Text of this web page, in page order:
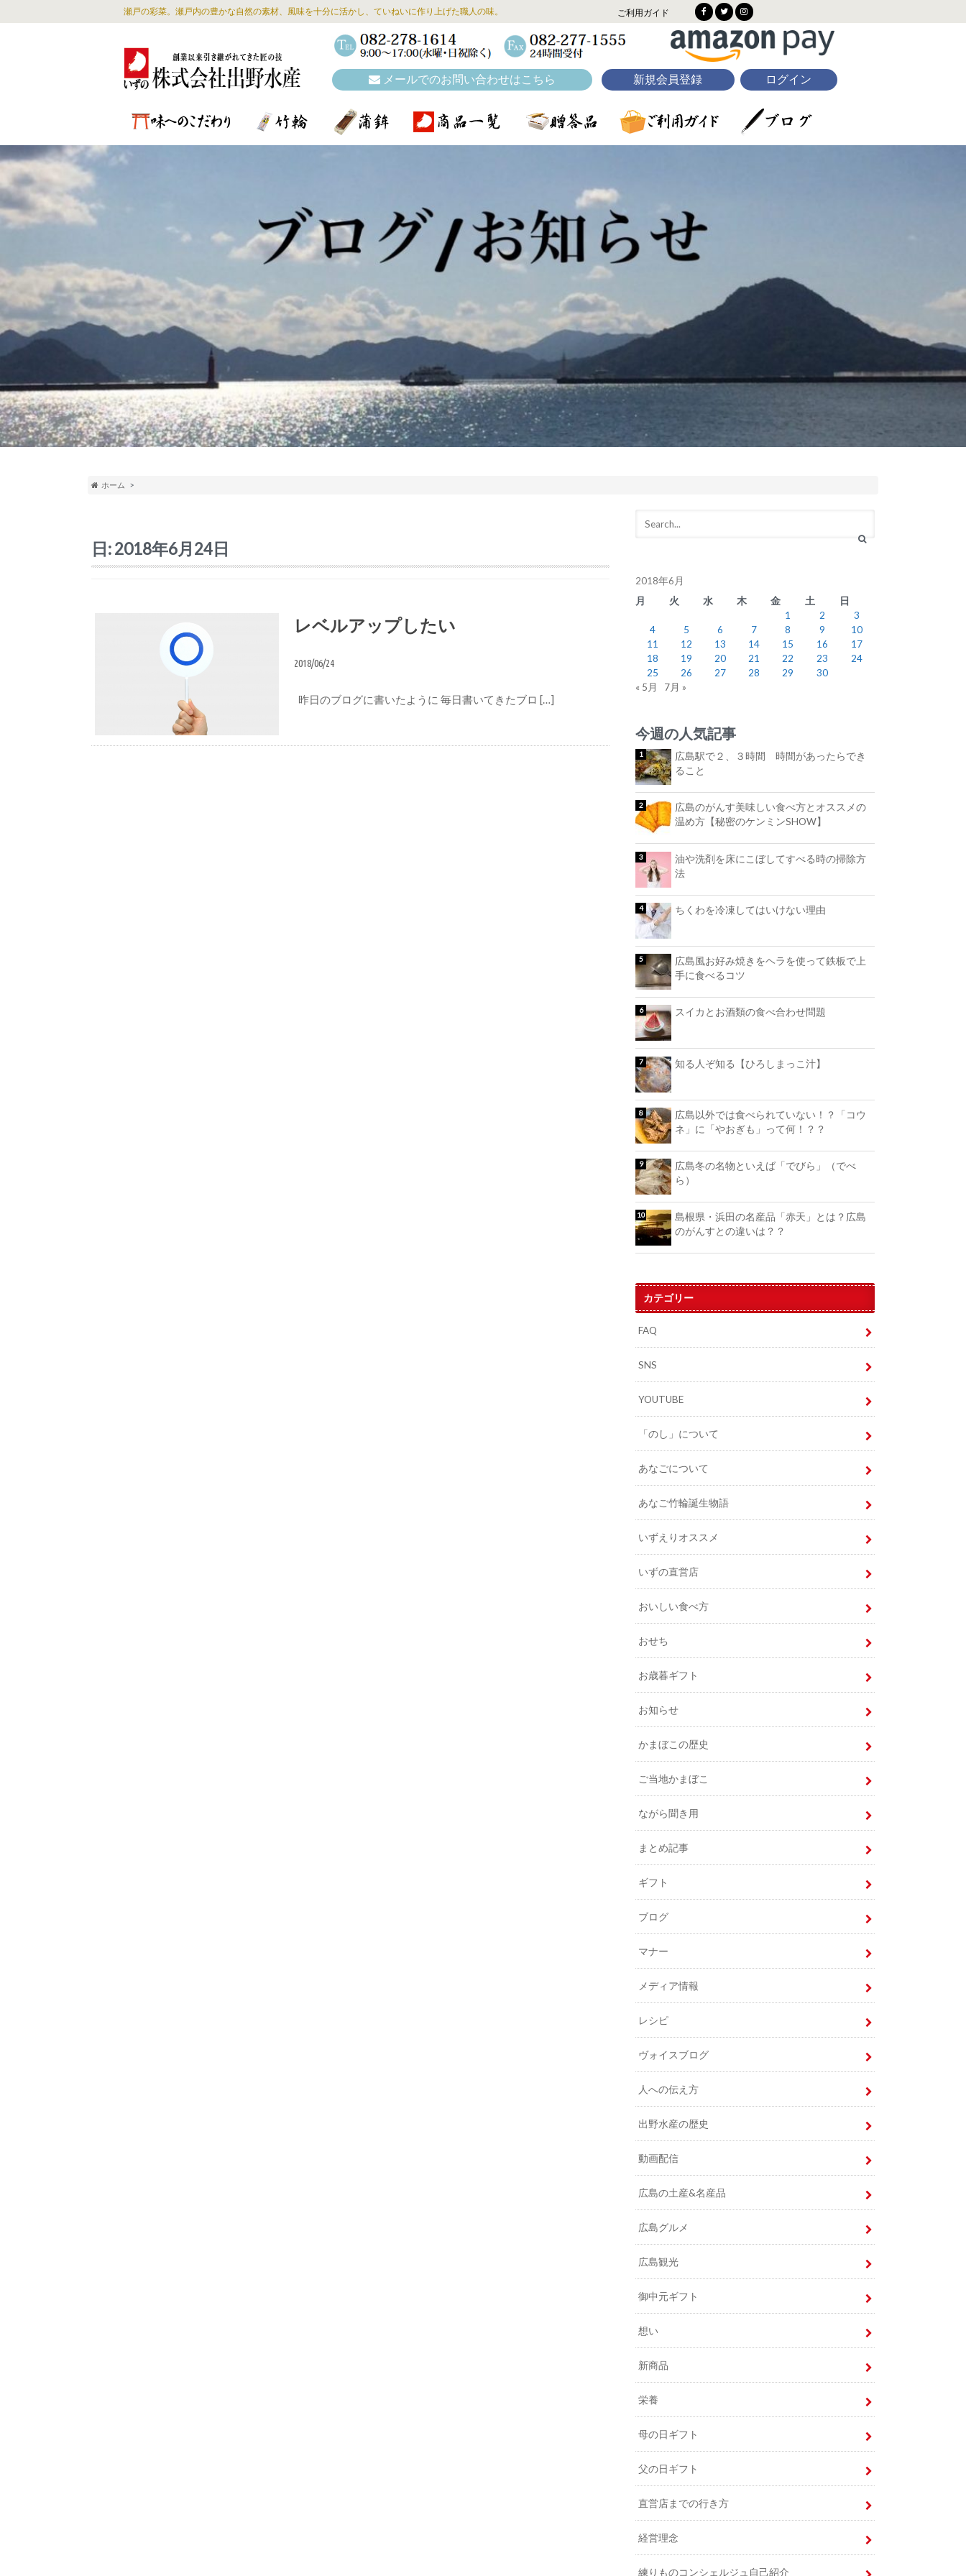
瀬戸の彩菜。瀬戸内の豊かな自然の素材、風味を十分に活かし、ていねいに作り上げた職人の味。 ご利用ガイド
メールでのお問い合わせはこちら 新規会員登録 ログイン
ホーム
日:2018年6月24日
想い
レベルアップしたい
2018/06/24
昨日のブログに書いたように 毎日書いてきたブロ […]
2018年6月
月
火 水 木 金 土
日
1
2
3
4
5 6 7 8 9
10
11
12 13 14 15 16
17
18
19 20 21 22 23
24
25
26 27 28 29
30
« 5月
7月 »
今週の人気記事
広島駅で２、３時間 時間があったらでき
ること
広島のがんす美味しい食べ方とオススメの
温め方【秘密のケンミンSHOW】
油や洗剤を床にこぼしてすべる時の掃除方
法
ちくわを冷凍してはいけない理由
広島風お好み焼きをヘラを使って鉄板で上
手に食べるコツ
スイカとお酒類の食べ合わせ問題
知る人ぞ知る【ひろしまっこ汁】
広島以外では食べられていない！？「コウ
ネ」に「やおぎも」って何！？？
広島冬の名物といえば「でびら」（でべ
ら）
島根県・浜田の名産品「赤天」とは？広島
のがんすとの違いは？？
カテゴリー
FAQ
SNS
YOUTUBE
「のし」について
あなごについて
あなご竹輪誕生物語
いずえりオススメ
いずの直営店
おいしい食べ方
おせち
お歳暮ギフト
お知らせ
かまぼこの歴史
ご当地かまぼこ
ながら聞き用
まとめ記事
ギフト
ブログ
マナー
メディア情報
レシピ
ヴォイスブログ
人への伝え方
出野水産の歴史
動画配信
広島の土産&名産品
広島グルメ
広島観光
御中元ギフト
想い
新商品
栄養
母の日ギフト
父の日ギフト
直営店までの行き方
経営理念
練りものコンシェルジュ自己紹介